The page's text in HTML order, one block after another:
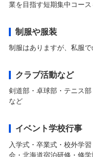
業を目指す短期集中コース
制服や服装
制服はありますが、私服で
クラブ活動など
剣道部・卓球部・テニス
など
イベント学校行事
入学式・卒業式・校外学
会・北海道宿泊研修・修